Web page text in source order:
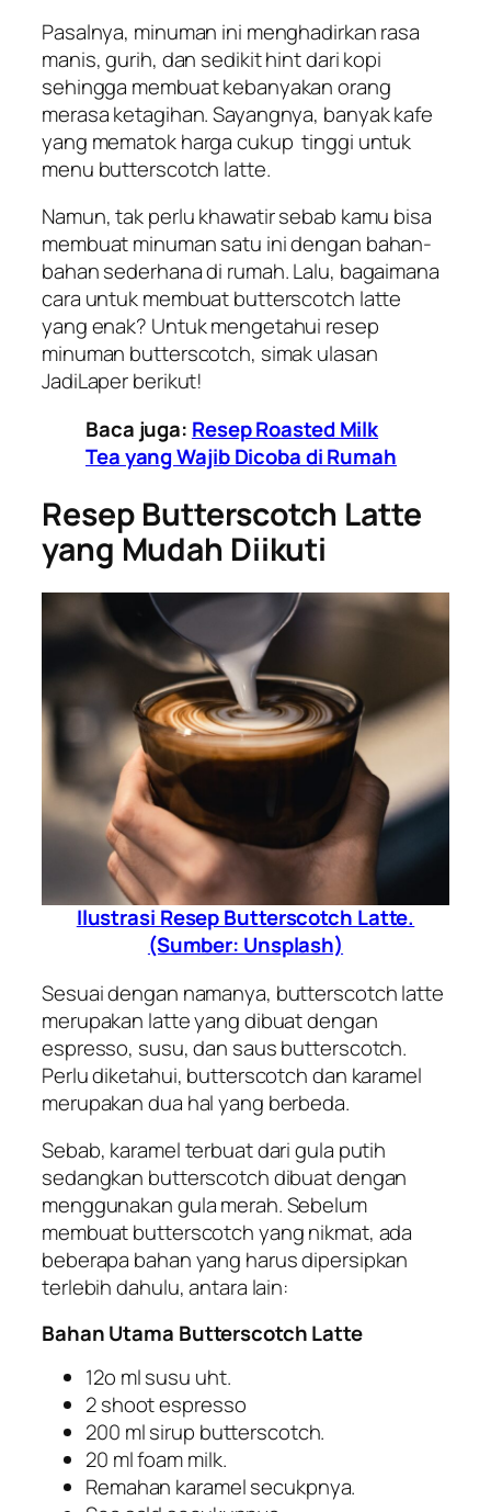
Pasalnya, minuman ini menghadirkan rasa
manis, gurih, dan sedikit hint dari kopi
sehingga membuat kebanyakan orang
merasa ketagihan. Sayangnya, banyak kafe
yang mematok harga cukup tinggi untuk
menu butterscotch latte.
Namun, tak perlu khawatir sebab kamu bisa
membuat minuman satu ini dengan bahan-
bahan sederhana di rumah. Lalu, bagaimana
cara untuk membuat butterscotch latte
yang enak? Untuk mengetahui resep
minuman butterscotch, simak ulasan
JadiLaper berikut!
Baca juga: Resep Roasted Milk
Tea yang Wajib Dicoba di Rumah
Resep Butterscotch Latte
yang Mudah Diikuti
Ilustrasi Resep Butterscotch Latte.
(Sumber: Unsplash)
Sesuai dengan namanya, butterscotch latte
merupakan latte yang dibuat dengan
espresso, susu, dan saus butterscotch.
Perlu diketahui, butterscotch dan karamel
merupakan dua hal yang berbeda.
Sebab, karamel terbuat dari gula putih
sedangkan butterscotch dibuat dengan
menggunakan gula merah. Sebelum
membuat butterscotch yang nikmat, ada
beberapa bahan yang harus dipersipkan
terlebih dahulu, antara lain:
Bahan Utama Butterscotch Latte
12o ml susu uht.
2 shoot espresso
200 ml sirup butterscotch.
20 ml foam milk.
Remahan karamel secukpnya.